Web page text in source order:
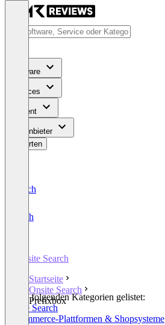
Software
Services
Content
Für Anbieter
Bewerten
Deutsch
English
Onsite Search
Startseite
Onsite Search
Prefixbox
In den folgenden Kategorien gelistet:
Onsite Search
E-Commerce-Plattformen & Shopsysteme